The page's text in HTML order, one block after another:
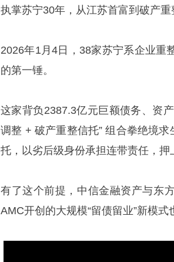
执掌苏宁30年，从江苏首富到破产重
2026年1月4日，38家苏宁系企业重
的第一锤。
这家背负2387.3亿元巨额债务、资
调整 + 破产重整信托” 组合拳绝境求
托，以劣后级身份承担连带责任，押
有了这个前提，中信金融资产与东
AMC开创的大规模“留债留业”新模